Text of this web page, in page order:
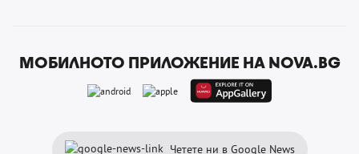
МОБИЛНОТО ПРИЛОЖЕНИЕ НА NOVA.BG
Четете ни в Google News